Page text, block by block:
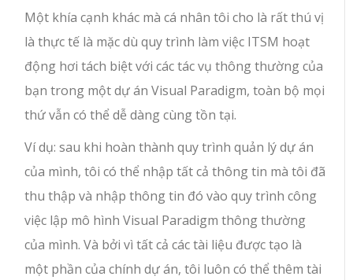
Một khía cạnh khác mà cá nhân tôi cho là rất thú vị
là thực tế là mặc dù quy trình làm việc ITSM hoạt
động hơi tách biệt với các tác vụ thông thường của
bạn trong một dự án Visual Paradigm, toàn bộ mọi
thứ vẫn có thể dễ dàng cùng tồn tại.
Ví dụ: sau khi hoàn thành quy trình quản lý dự án
của mình, tôi có thể nhập tất cả thông tin mà tôi đã
thu thập và nhập thông tin đó vào quy trình công
việc lập mô hình Visual Paradigm thông thường
của mình. Và bởi vì tất cả các tài liệu được tạo là
một phần của chính dự án, tôi luôn có thể thêm tài